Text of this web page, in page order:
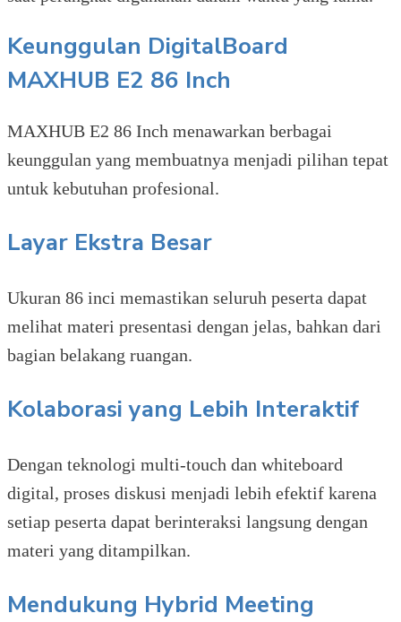
Keunggulan DigitalBoard
MAXHUB E2 86 Inch
MAXHUB E2 86 Inch menawarkan berbagai
keunggulan yang membuatnya menjadi pilihan tepat
untuk kebutuhan profesional.
Layar Ekstra Besar
Ukuran 86 inci memastikan seluruh peserta dapat
melihat materi presentasi dengan jelas, bahkan dari
bagian belakang ruangan.
Kolaborasi yang Lebih Interaktif
Dengan teknologi multi-touch dan whiteboard
digital, proses diskusi menjadi lebih efektif karena
setiap peserta dapat berinteraksi langsung dengan
materi yang ditampilkan.
Mendukung Hybrid Meeting